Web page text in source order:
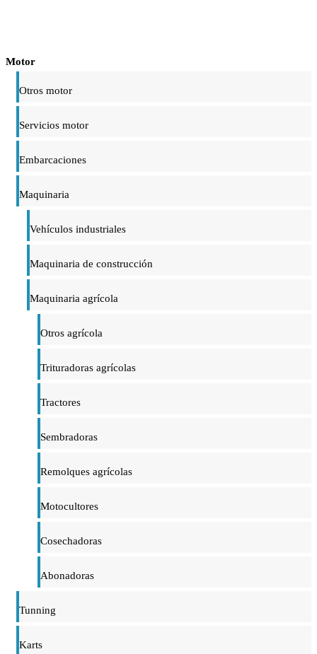
Motor
Otros motor
Servicios motor
Embarcaciones
Maquinaria
Vehículos industriales
Maquinaria de construcción
Maquinaria agrícola
Otros agrícola
Trituradoras agrícolas
Tractores
Sembradoras
Remolques agrícolas
Motocultores
Cosechadoras
Abonadoras
Tunning
Karts